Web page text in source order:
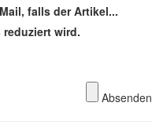
falls der Artikel...
reduziert wird.
Absenden